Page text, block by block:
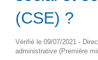
(CSE) ?
Vérifié le 09/07/2021 -
administrative (Première